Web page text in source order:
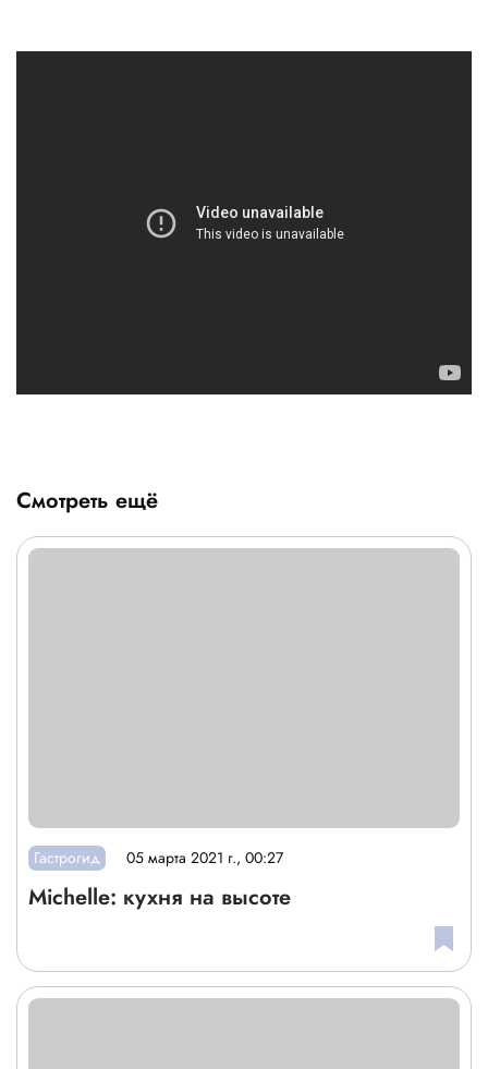
Смотреть ещё
Гастрогид 05 марта 2021 г., 00:27
Miсhelle: кухня на высоте